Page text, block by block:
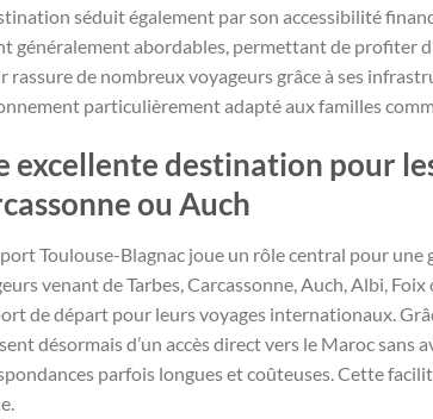
séduit également par son accessibilité
généralement abordables, permettant de profiter
rassure de nombreux voyageurs grâce à ses
particulièrement adapté aux familles
excellente destination pour
ou Auch
Toulouse-Blagnac joue un rôle central pour
venant de Tarbes, Carcassonne, Auch, Albi,
de départ pour leurs voyages internationaux.
désormais d’un accès direct vers le Maroc sans
parfois longues et coûteuses. Cette